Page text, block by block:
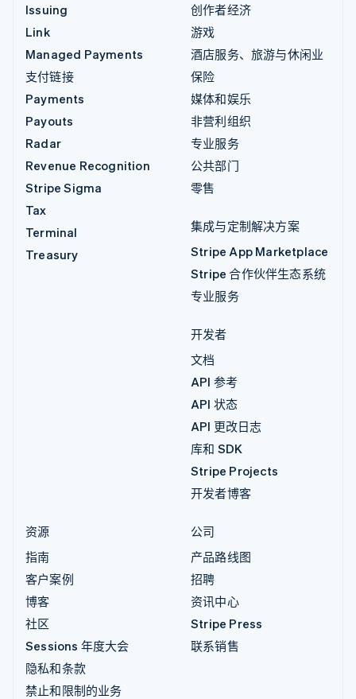
Issuing
Link
Managed Payments
支付链接
Payments
Payouts
Radar
Revenue Recognition
Stripe Sigma
Tax
Terminal
Treasury
创作者经济
游戏
酒店服务、旅游与休闲业
保险
媒体和娱乐
非营利组织
专业服务
公共部门
零售
集成与定制解决方案
Stripe App Marketplace
Stripe 合作伙伴生态系统
专业服务
开发者
文档
API 参考
API 状态
API 更改日志
库和 SDK
Stripe Projects
开发者博客
资源
指南
客户案例
博客
社区
Sessions 年度大会
隐私和条款
禁止和限制的业务
公司
产品路线图
招聘
资讯中心
Stripe Press
联系销售